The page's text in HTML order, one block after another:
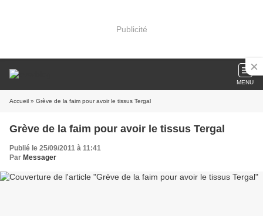
Publicité
MENU
Accueil » Grève de la faim pour avoir le tissus Tergal
Grève de la faim pour avoir le tissus Tergal
Publié le 25/09/2011 à 11:41
Par Messager